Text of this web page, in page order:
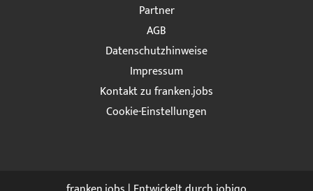
Partner
AGB
Datenschutzhinweise
Impressum
Kontakt zu franken.jobs
Cookie-Einstellungen